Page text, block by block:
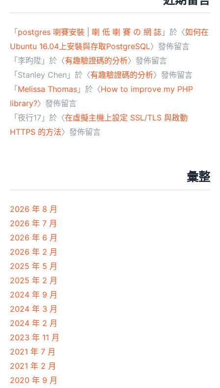
「 postgres 喇賽安裝 | 喇 低 喇 賽 の 網 誌 」於〈如何在
Ubuntu 16.04上安裝與存取PostgreSQL〉發佈留言
「 李昀陞 」於〈有趣驗證碼的分析〉發佈留言
「 Stanley Chen 」於〈有趣驗證碼的分析〉發佈留言
「 Melissa Thomas 」於〈How to improve my PHP
library?〉發佈留言
「 夜行17 」於〈在虛擬主機上設定 SSL/TLS 與啟動
HTTPS 的方法〉發佈留言
彙整
2026 年 8 月
2026 年 7 月
2026 年 6 月
2026 年 2 月
2025 年 5 月
2025 年 2 月
2024 年 9 月
2024 年 3 月
2024 年 2 月
2023 年 11 月
2021 年 7 月
2021 年 2 月
2020 年 9 月